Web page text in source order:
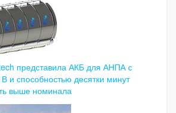
представила АКБ для АНПА с
и способностью десятки минут
выше номинала